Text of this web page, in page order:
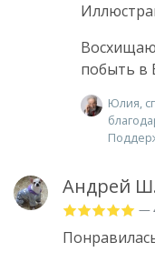
побыть в
Юлия,
Андрей Ш.
—